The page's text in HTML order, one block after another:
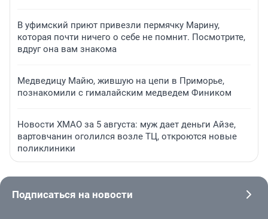
В уфимский приют привезли пермячку Марину,
которая почти ничего о себе не помнит. Посмотрите,
вдруг она вам знакома
Медведицу Майю, жившую на цепи в Приморье,
познакомили с гималайским медведем Фиником
Новости ХМАО за 5 августа: муж дает деньги Айзе,
вартовчанин оголился возле ТЦ, откроются новые
поликлиники
Подписаться на новости